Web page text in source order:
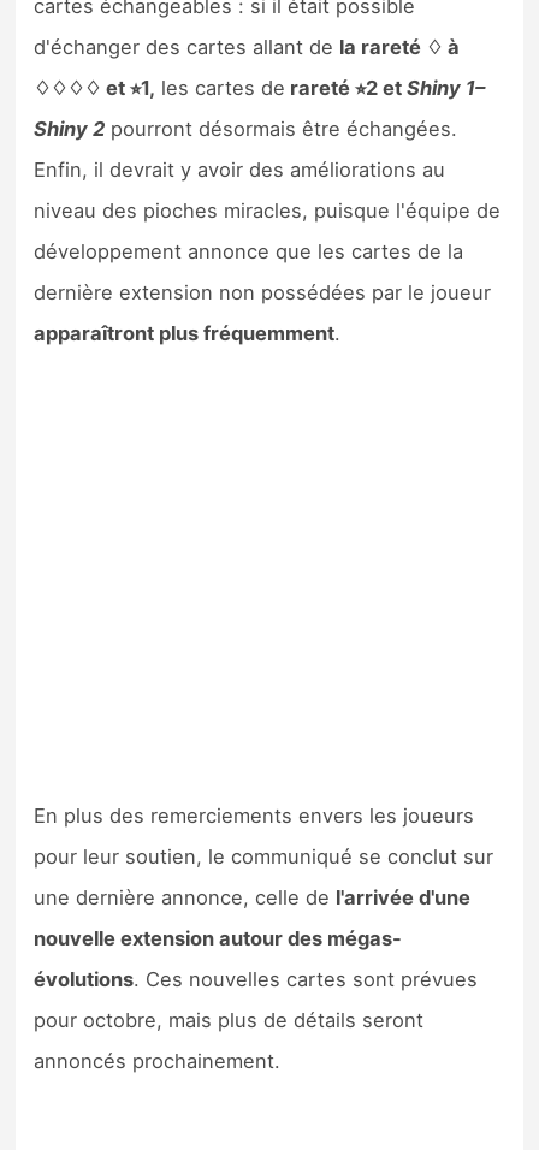
cartes échangeables : si il était possible
d'échanger des cartes allant de la rareté ♢ à
♢♢♢♢ et ⭐︎1, les cartes de rareté ⭐︎2 etShiny 1–
Shiny 2 pourront désormais être échangées.
Enfin, il devrait y avoir des améliorations au
niveau des pioches miracles, puisque l'équipe de
développement annonce que les cartes de la
dernière extension non possédées par le joueur
apparaîtront plus fréquemment.
En plus des remerciements envers les joueurs
pour leur soutien, le communiqué se conclut sur
une dernière annonce, celle de l'arrivée d'une
nouvelle extension autour des mégas-
évolutions. Ces nouvelles cartes sont prévues
pour octobre, mais plus de détails seront
annoncés prochainement.